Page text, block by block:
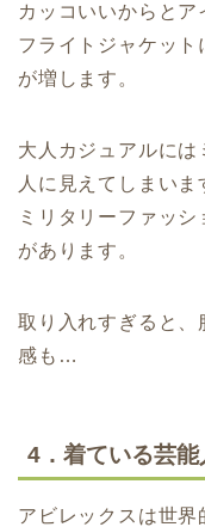
カッコいいからと
フライトジャケッ
が増します。
大人カジュアルに
人に見えてしまいま
ミリタリーファッ
があります。
取り入れすぎると、
感も…
4．着ている芸
アビレックスは世界